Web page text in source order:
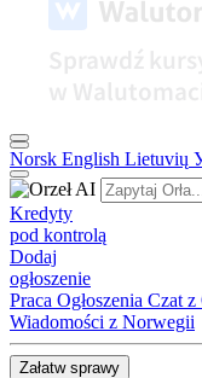
Norsk English Lietuvių
Kredyty
pod kontrolą
Dodaj
ogłoszenie
Praca Ogłoszenia Czat z
Wiadomości z Norwegii
Załatw sprawy